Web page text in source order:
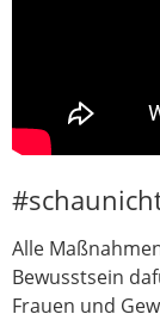
Alle
Bewusstsein
Frauen und